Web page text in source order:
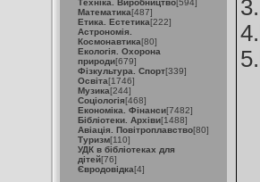
Техніка. Виробництво[594]
Математика[487]
Етика. Естетика[222]
Астрономія.
Космонавтика[80]
Екологія. Охорона
природи[679]
Фізкультура. Спорт[339]
Освіта[1746]
Музика[244]
Соціологія[468]
Економіка. Фінанси[7482]
Бібліотеки. Архіви[1488]
Авіація. Повітроплавство[80]
Туризм[110]
УДК в бібліотеках для
дітей[76]
Євродовідка[4]
3.
4.
5.